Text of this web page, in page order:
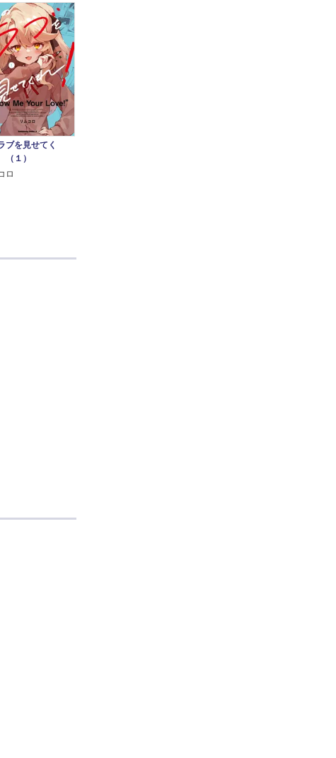
ブを見せてく
１）
ロ